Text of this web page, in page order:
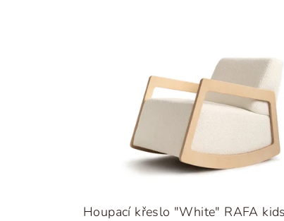
Houpací křeslo "White" RAFA kids